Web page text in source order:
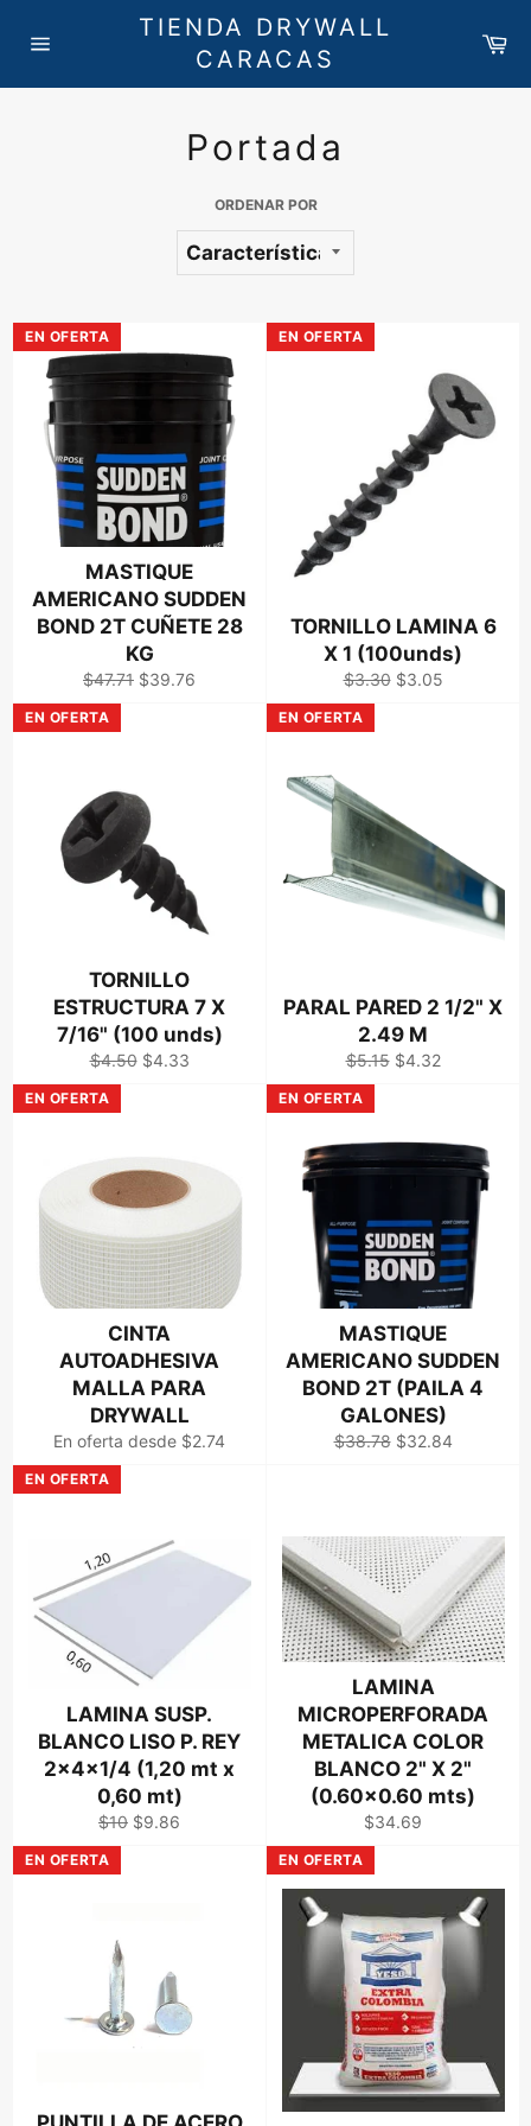
directamente
contenido
TIENDA DRYWALL
CARACAS
Portada
ORDENAR POR
MASTIQUE
AMERICANO SUDDEN
BOND 2T CUÑETE 28
KG
Precio
habitual
$47.71 Precio
$39.76
EN OFERTA
TORNILLO LAMINA 6
X 1 (100unds)
Precio
habitual
$3.30 Precio
$3.05
EN OFERTA
TORNILLO
ESTRUCTURA 7 X
7/16" (100 unds)
Precio
habitual
$4.50 Precio
$4.33
EN OFERTA
PARAL PARED 2 1/2" X
2.49 M
Precio
habitual
$5.15 Precio
$4.32
EN OFERTA
CINTA
AUTOADHESIVA
MALLA PARA
DRYWALL
En oferta desde $2.74
EN OFERTA
MASTIQUE
AMERICANO SUDDEN
BOND 2T (PAILA 4
GALONES)
Precio
$38.78 Precio
$32.84
EN OFERTA
LAMINA SUSP.
BLANCO LISO P. REY
2x4x1/4 (1,20 mt x
0,60 mt)
Precio
habitual
$10 Precio
$9.86
EN OFERTA
LAMINA
MICROPERFORADA
METALICA COLOR
BLANCO 2" X 2"
(0.60x0.60 mts)
Precio
habitual
$34.69
EN OFERTA EN OFERTA